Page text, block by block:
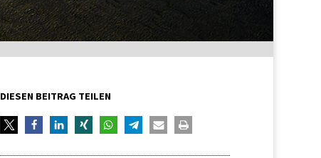
DIESEN BEITRAG TEILEN